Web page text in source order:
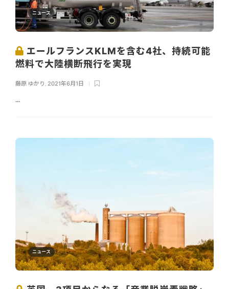
ニュース
エールフランスKLMを含む4社、持続可能
燃料で大陸横断飛行を実現
藤原 ゆかり , 2021年6月1日
...
ニュース